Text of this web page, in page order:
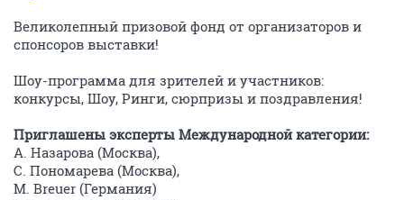
Великолепный призовой фонд от организаторов и
спонсоров выставки!
Шоу-программа для зрителей и участников:
конкурсы, Шоу, Ринги, сюрпризы и поздравления!
Приглашены эксперты Международной категории:
А. Назарова (Москва),
С. Пономарева (Москва),
M. Breuer (Германия)